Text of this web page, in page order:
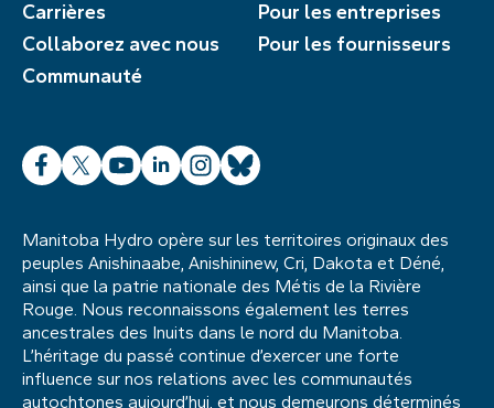
Carrières
Collaborez avec nous
Communauté
Pour les entreprises
Pour les fournisseurs
Facebook
X YouTube
LinkedInInstagram
Bluesky
Manitoba Hydro opère sur les territoires originaux des
peuples Anishinaabe, Anishininew, Cri, Dakota et Déné,
ainsi que la patrie nationale des Métis de la Rivière
Rouge. Nous reconnaissons également les terres
ancestrales des Inuits dans le nord du Manitoba.
L’héritage du passé continue d’exercer une forte
influence sur nos relations avec les communautés
autochtones aujourd’hui, et nous demeurons déterminés